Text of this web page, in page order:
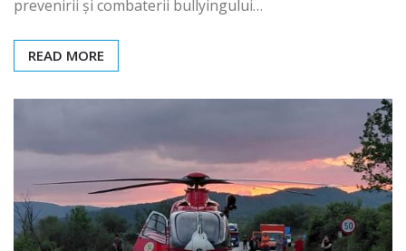
prevenirii și combaterii bullyingului…
READ MORE